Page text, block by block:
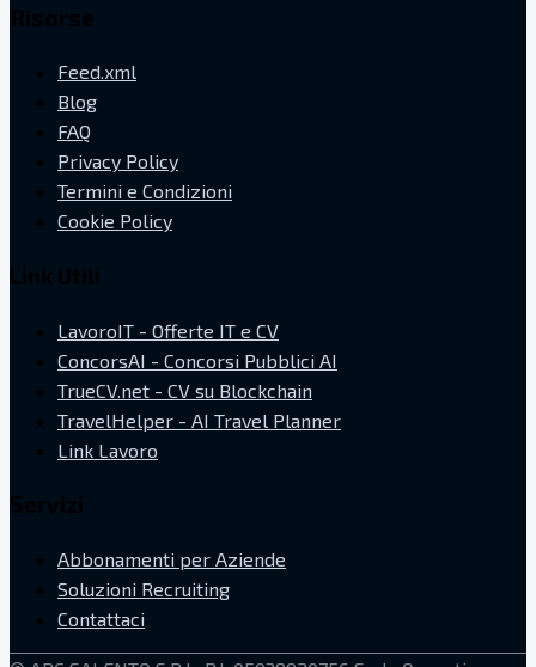
Feed.xml
Blog
FAQ
Privacy Policy
Termini e Condizioni
Cookie Policy
LavoroIT - Offerte IT e CV
ConcorsAI - Concorsi Pubblici AI
TrueCV.net - CV su Blockchain
TravelHelper - AI Travel Planner
Link Lavoro
Abbonamenti per Aziende
Soluzioni Recruiting
Contattaci